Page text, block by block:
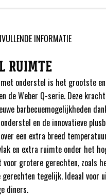
INFORMATIE
RUIMTE
onderstel is het grootste
de Weber Q-serie. Deze
barbecue­mogelijkheden
en de innovatieve
een extra breed
en extra ruimte onder het
grotere gerechten, zoals
tegelijk. Ideaal voor
diners.